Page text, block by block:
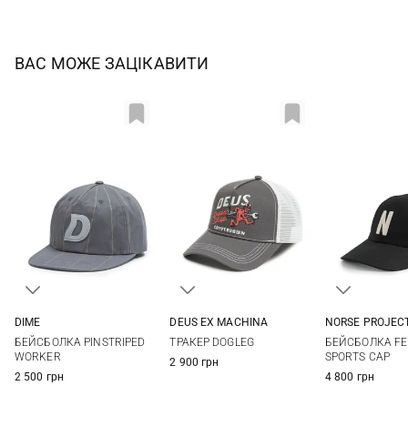
ВАС МОЖЕ ЗАЦІКАВИТИ
DIME
БЕЙСБОЛКА PINSTRIPED
WORKER
2 500 грн
DEUS EX MACHINА
ТРАКЕР DOGLEG
2 900 грн
NORSE
БЕЙСБОЛКА
SPORTS CAP
4 800 грн